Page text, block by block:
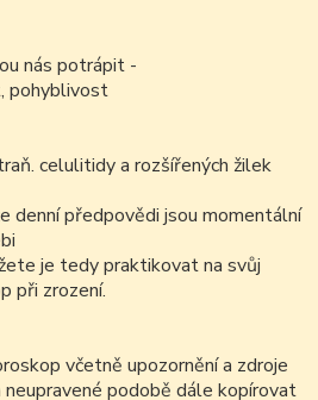
nás potrápit -
pohyblivost
celulitidy a rozšířených žilek
denní předpovědi jsou momentální
je tedy praktikovat na svůj
při zrození.
včetně upozornění a zdroje
neupravené podobě dále kopírovat